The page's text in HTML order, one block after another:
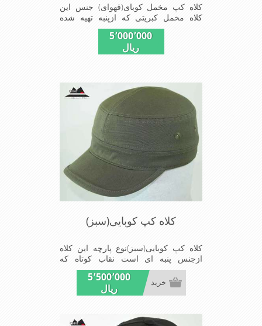
کلاه کپ مخمل کوبای(قهوای) جنس این
کلاه مخمل کبریتی که ازپنبه تهیه شده
بسیار سبک و خوش فرم که بر روی سر به
طور کامل می نشیند5٬000٬000
ریال
کلاه کپ کوبایی(سبز)
کلاه کپ کوبایی(سبز)نوع پارچه این کلاه
ازجنس پنبه ای است نقاب کوتاه که
مناسب این شکل ازکلاه است شیک
ومناسب افرادخوش پوش جنس
عالی,دوخت مناسب,سبکی,خوش فرمی
5٬500٬000
ریال
خرید